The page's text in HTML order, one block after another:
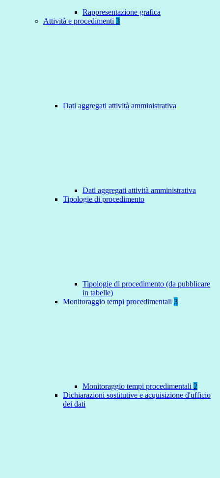
Rappresentazione grafica
Attività e procedimenti 3
Dati aggregati attività amministrativa
Dati aggregati attività amministrativa
Tipologie di procedimento
Tipologie di procedimento (da pubblicare
in tabelle)
Monitoraggio tempi procedimentali 3
Monitoraggio tempi procedimentali 2
Dichiarazioni sostitutive e acquisizione d'ufficio
dei dati